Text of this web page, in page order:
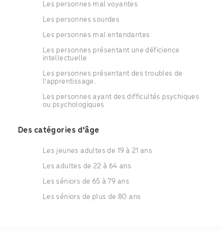
Les personnes mal voyantes
Les personnes sourdes
Les personnes mal entendantes
Les personnes présentant une déficience
intellectuelle
Les personnes présentant des troubles de
l'apprentissage.
Les personnes ayant des difficultés psychiques
ou psychologiques
Des catégories d'âge
Les jeunes adultes de 19 à 21 ans
Les adultes de 22 à 64 ans
Les séniors de 65 à 79 ans
Les séniors de plus de 80 ans